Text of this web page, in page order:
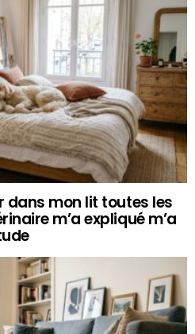
dans mon lit toutes les
m’a expliqué m’a